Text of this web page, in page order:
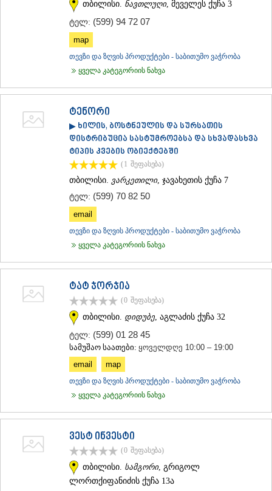
თბილისი. ნავთლუღი, მეველეს ქუჩა 3
ტელ: (599) 94 72 07
map
თევზი და ზღვის პროდუქტები - საბითუმო ვაჭრობა
ყველა კატეგორიის ნახვა
ტენორი
▶ ხილის, ბოსტნეულის და სურსათის
დისტრიბუცია სასტუმროებსა და სხვადასხვა
ტიპის კვების ობიექტებში
(1 შეფასება)
თბილისი. ვარკეთილი, ჯავახეთის ქუჩა 7
ტელ: (599) 70 82 50
email
თევზი და ზღვის პროდუქტები - საბითუმო ვაჭრობა
ყველა კატეგორიის ნახვა
ტატ ჯორჯია
(0 შეფასება)
თბილისი. დიდუბე , აგლაძის ქუჩა 32
ტელ: (599) 01 28 45
სამუშაო საათები: ყოველდღე 10:00 – 19:00
email
map
თევზი და ზღვის პროდუქტები - საბითუმო ვაჭრობა
ყველა კატეგორიის ნახვა
ვესტ ინვესტი
(0 შეფასება)
თბილისი. სამგორი, გრიგოლ
ლორთქიფანიძის ქუჩა 13ა